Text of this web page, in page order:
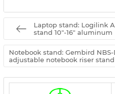
Laptop stand: Logilink
stand 10"-16" aluminum
Notebook stand: Gembird
adjustable notebook riser